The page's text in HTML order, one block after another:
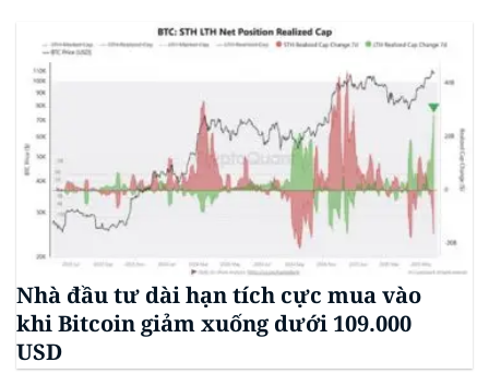
Nhà đầu tư dài hạn tích cực mua vào
khi Bitcoin giảm xuống dưới 109.000
USD